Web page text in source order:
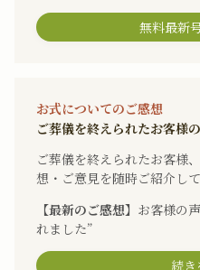
無料最新
お式についてのご感想
ご葬儀を終えられたお客様
ご葬儀を終えられたお客様
想・ご意見を随時ご紹介して
【最新のご感想】 お客様の
れました”
続き